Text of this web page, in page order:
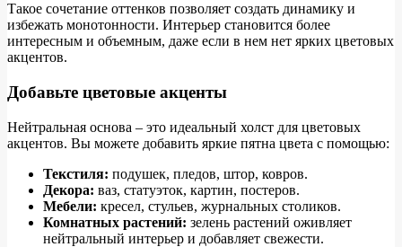
Такое сочетание оттенков позволяет создать динамику и
избежать монотонности. Интерьер становится более
интересным и объемным, даже если в нем нет ярких цветовых
акцентов.
Добавьте цветовые акценты
Нейтральная основа – это идеальный холст для цветовых
акцентов. Вы можете добавить яркие пятна цвета с помощью:
Текстиля: подушек, пледов, штор, ковров.
Декора: ваз, статуэток, картин, постеров.
Мебели: кресел, стульев, журнальных столиков.
Комнатных растений: зелень растений оживляет
нейтральный интерьер и добавляет свежести.